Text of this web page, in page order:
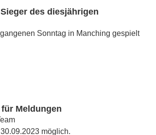
des diesjährigen
Sonntag in Manching gespielt
Meldungen
möglich.